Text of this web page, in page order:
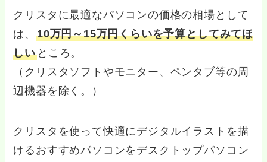
クリスタに最適なパソコンの価格の相場として
は、10万円～15万円くらいを予算としてみてほ
しい ところ。
（クリスタソフトやモニター、ペンタブ等の周
辺機器を除く。）
クリスタを使って快適にデジタルイラストを描
けるおすすめパソコンをデスクトップパソコン